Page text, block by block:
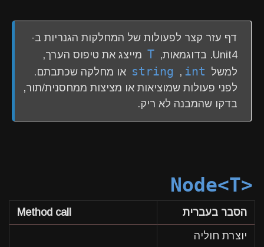
דף עזר קצר לפעולות של המחלקות הגנריות ב-
Unit4. בדוגמאות,
T מייצג את טיפוס הערך,
למשל int
,
string או מחלקה שכתבתם.
לפני פעולות שמוציאות או מציצות ממחסנית/תור,
בדקו שהמבנה לא ריק.
Node<T>
הסבר בעברית
Method call
יוצרת חוליה